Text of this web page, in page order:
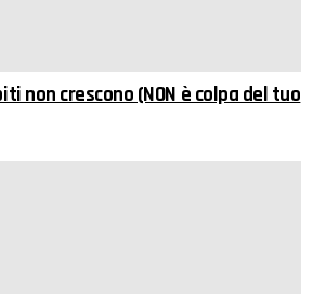
non crescono (NON è colpa del tuo